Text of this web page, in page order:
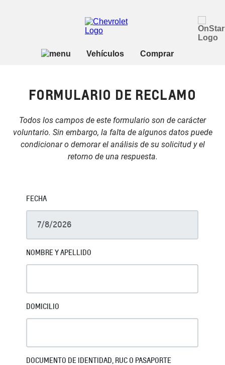
FORMULARIO DE RECLAMO
Todos los campos de este formulario son de carácter
voluntario. Sin embargo, la falta de algunos datos puede
condicionar o demorar el análisis de su solicitud y el
retorno de una respuesta.